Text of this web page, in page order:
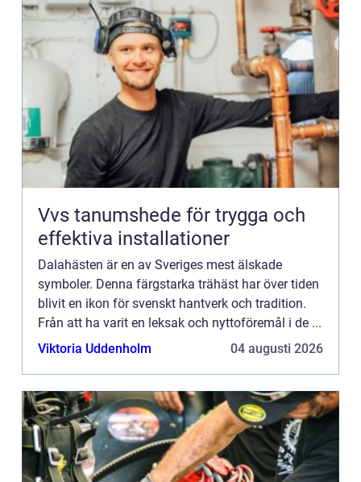
Vvs tanumshede för trygga och
effektiva installationer
Dalahästen är en av Sveriges mest älskade
symboler. Denna färgstarka trähäst har över tiden
blivit en ikon för svenskt hantverk och tradition.
Från att ha varit en leksak och nyttoföremål i de ...
Viktoria Uddenholm
04 augusti 2026